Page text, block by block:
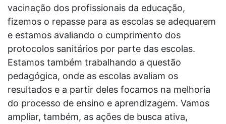
vacinação dos profissionais da educação,
fizemos o repasse para as escolas se adequarem
e estamos avaliando o cumprimento dos
protocolos sanitários por parte das escolas.
Estamos também trabalhando a questão
pedagógica, onde as escolas avaliam os
resultados e a partir deles focamos na melhoria
do processo de ensino e aprendizagem. Vamos
ampliar, também, as ações de busca ativa,